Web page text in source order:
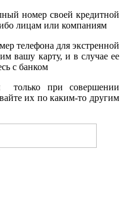
номер своей кредитной
лицам или компаниям
телефона для экстренной
вашу карту, и в случае ее
с банком
только при совершении
их по каким-то другим